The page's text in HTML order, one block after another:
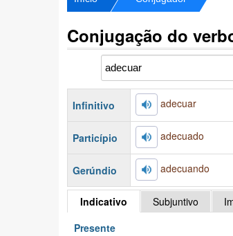
Conjugação do
Infinitivo adecuar
Particípio adecuado
Gerúndio adecuando
Indicativo Subjuntivo
Presente